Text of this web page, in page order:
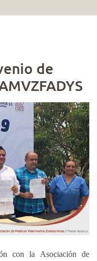
de
con la Asociación de